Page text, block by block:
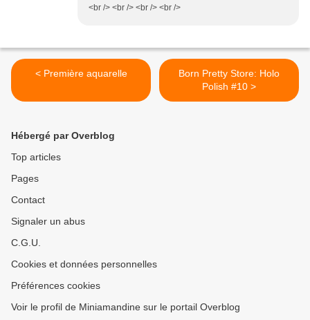
<br /> <br /> <br /> <br />
< Première aquarelle
Born Pretty Store: Holo
Polish #10 >
Hébergé par Overblog
Top articles
Pages
Contact
Signaler un abus
C.G.U.
Cookies et données personnelles
Préférences cookies
Voir le profil de Miniamandine sur le portail Overblog